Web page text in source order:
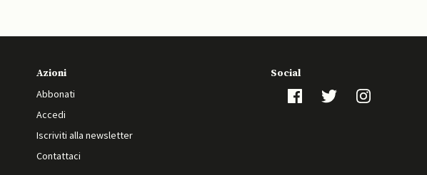
Azioni
Abbonati
Accedi
Iscriviti alla newsletter
Contattaci
Social